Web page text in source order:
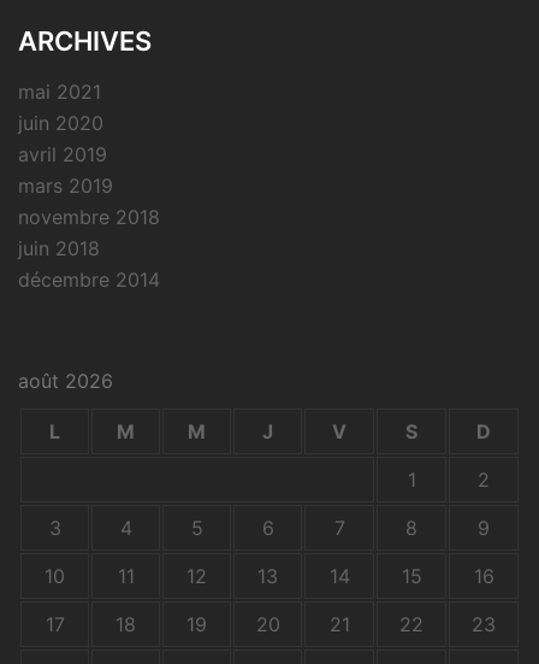
ARCHIVES
mai 2021
juin 2020
avril 2019
mars 2019
novembre 2018
juin 2018
décembre 2014
août 2026
L M M J V S
D
1
2
3
4 5 6 7 8
9
10
11 12 13 14 15
16
17
18 19 20 21 22
23